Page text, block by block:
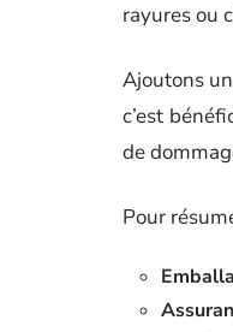
rayures ou
Ajoutons
c’est
de
Pour